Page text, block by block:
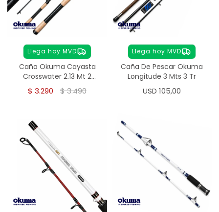
Llega hoy MVD
Caña Okuma Cayasta
Crosswater 2.13 Mt 2
Tramos
$ 3.290 $3.490
Llega hoy MVD
Caña De Pescar Okuma
Longitude 3 Mts 3 Tr
USD 105,00